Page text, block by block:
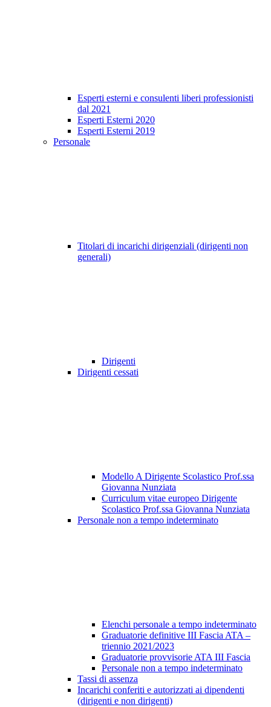
Esperti esterni e consulenti liberi professionisti
dal 2021
Esperti Esterni 2020
Esperti Esterni 2019
Personale
Titolari di incarichi dirigenziali (dirigenti non
generali)
Dirigenti
Dirigenti cessati
Modello A Dirigente Scolastico Prof.ssa
Giovanna Nunziata
Curriculum vitae europeo Dirigente
Scolastico Prof.ssa Giovanna Nunziata
Personale non a tempo indeterminato
Elenchi personale a tempo indeterminato
Graduatorie definitive III Fascia ATA –
triennio 2021/2023
Graduatorie provvisorie ATA III Fascia
Personale non a tempo indeterminato
Tassi di assenza
Incarichi conferiti e autorizzati ai dipendenti
(dirigenti e non dirigenti)